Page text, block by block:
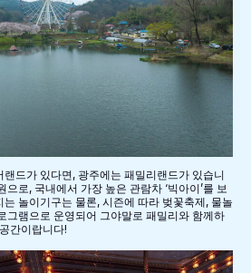
드가 있다면, 광주에는 패밀리랜드가 있습니
로, 국내에서 가장 높은 관람차 ‘빅아이’를 보
놀이기구는 물론, 시즌에 따라 벚꽃축제, 물놀
그램으로 운영되어 그야말로 패밀리와 함께하
간이랍니다!